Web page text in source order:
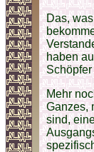
Das,
haben
Mehr
Ganzes,
sind,